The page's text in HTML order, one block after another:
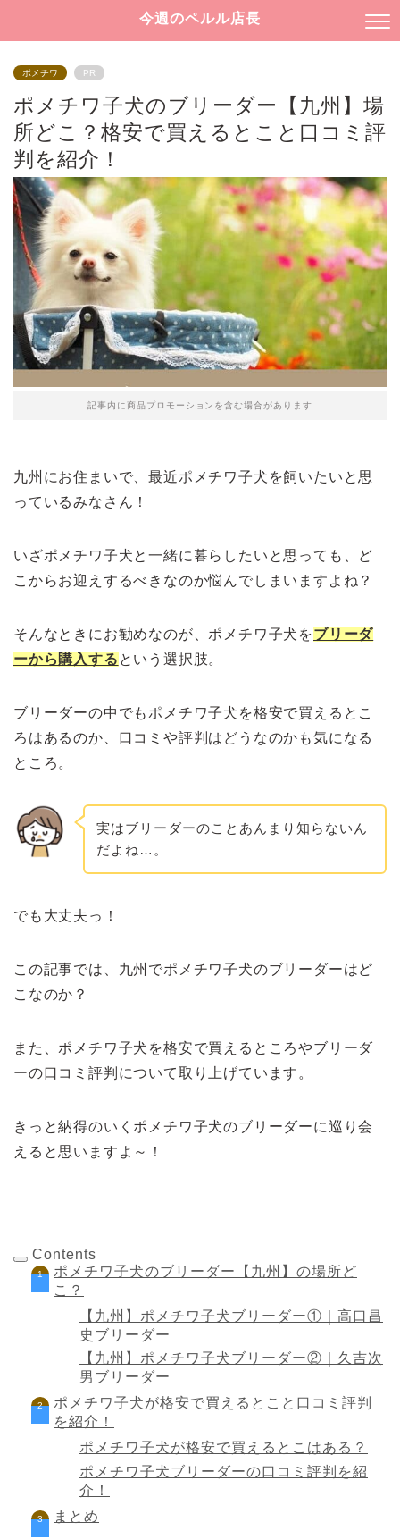
今週のペルル店長
ポメチワ PR
ポメチワ子犬のブリーダー【九州】場
所どこ？格安で買えるとこと口コミ評
判を紹介！
記事内に商品プロモーションを含む場合があります
九州にお住まいで、最近ポメチワ子犬を飼いたいと思
っているみなさん！
いざポメチワ子犬と一緒に暮らしたいと思っても、ど
こからお迎えするべきなのか悩んでしまいますよね？
そんなときにお勧めなのが、ポメチワ子犬をブリーダ
ーから購入する という選択肢。
ブリーダーの中でもポメチワ子犬を格安で買えるとこ
ろはあるのか、口コミや評判はどうなのかも気になる
ところ。
実はブリーダーのことあんまり知らないん
だよね…。
でも大丈夫っ！
この記事では、九州でポメチワ子犬のブリーダーはど
こなのか？
また、ポメチワ子犬を格安で買えるところやブリーダ
ーの口コミ評判について取り上げています。
きっと納得のいくポメチワ子犬のブリーダーに巡り会
えると思いますよ～！
Contents
ポメチワ子犬のブリーダー【九州】の場所ど
こ？
【九州】ポメチワ子犬ブリーダー①｜高口昌
史ブリーダー
【九州】ポメチワ子犬ブリーダー②｜久吉次
男ブリーダー
ポメチワ子犬が格安で買えるとこと口コミ評判
を紹介！
ポメチワ子犬が格安で買えるとこはある？
ポメチワ子犬ブリーダーの口コミ評判を紹
介！
まとめ